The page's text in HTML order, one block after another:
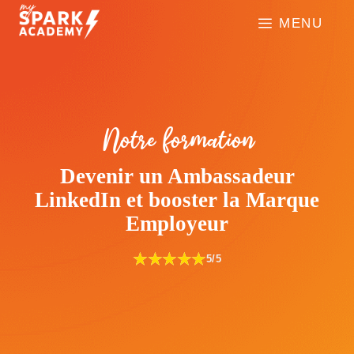
Aller
MENU
Notre formation
Devenir un Ambassadeur
LinkedIn et booster la Marque
Employeur
★★★★★
★★★★★5/5